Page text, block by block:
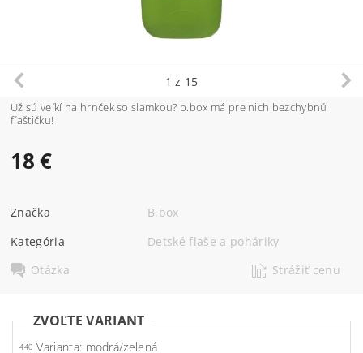
1 z 15
Už sú veľkí na hrnček so slamkou? b.box má pre nich bezchybnú
fľaštičku!
18 €
Značka
B.box
Kategória
Detské flaše a poháriky
Otázka
Strážiť cenu
ZVOĽTE VARIANT
440 Varianta: modrá/zelená